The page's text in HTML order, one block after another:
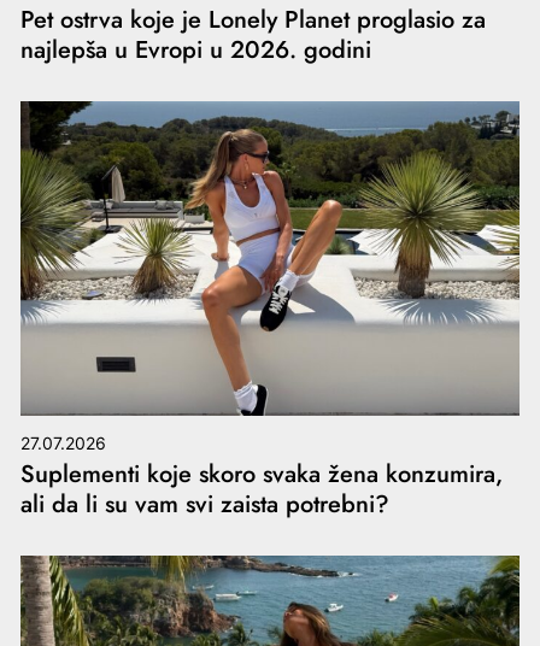
Pet ostrva koje je Lonely Planet proglasio za
najlepša u Evropi u 2026. godini
27.07.2026
Suplementi koje skoro svaka žena konzumira,
ali da li su vam svi zaista potrebni?